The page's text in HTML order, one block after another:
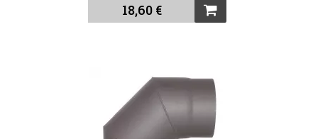
18,60 €